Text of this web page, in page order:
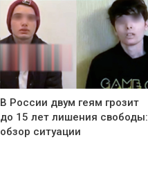
В России двум геям грозит
до 15 лет лишения свободы:
обзор ситуации